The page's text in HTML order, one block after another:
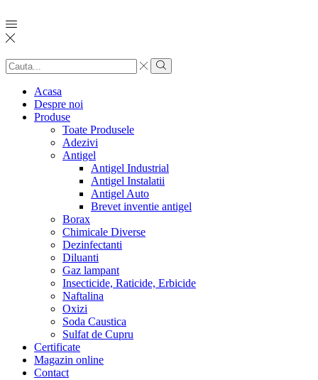
Search
input
Search
Acasa
Despre noi
Produse
Toate Produsele
Adezivi
Antigel
Antigel Industrial
Antigel Instalatii
Antigel Auto
Brevet inventie antigel
Borax
Chimicale Diverse
Dezinfectanti
Diluanti
Gaz lampant
Insecticide, Raticide, Erbicide
Naftalina
Oxizi
Soda Caustica
Sulfat de Cupru
Certificate
Magazin online
Contact